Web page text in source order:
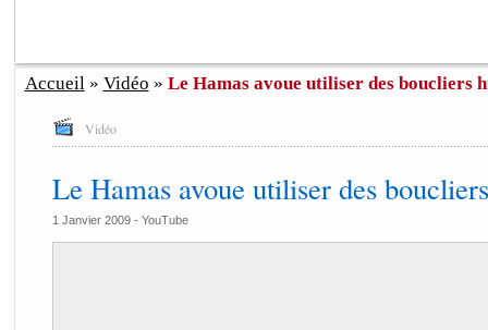
Accueil» Vidéo » Le Hamas avoue utiliser des boucliers
Vidéo
Le Hamas avoue utiliser des
1 Janvier 2009 - YouTube